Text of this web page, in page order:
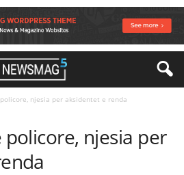
njesia per aksidentet e renda
njesia per